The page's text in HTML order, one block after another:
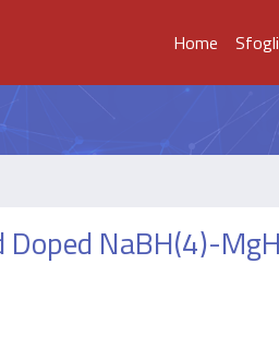
Home
NaBH(4)-